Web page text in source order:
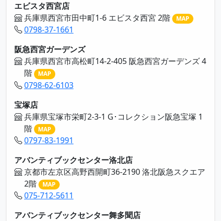
エビスタ西宮店
兵庫県西宮市田中町1-6 エビスタ西宮 2階
MAP
0798-37-1661
阪急西宮ガーデンズ
兵庫県西宮市高松町14-2-405 阪急西宮ガーデンズ 4
階
MAP
0798-62-6103
宝塚店
兵庫県宝塚市栄町2-3-1 G･コレクション阪急宝塚 1
階
MAP
0797-83-1991
アバンティブックセンター洛北店
京都市左京区高野西開町36-2190 洛北阪急スクエア
2階
MAP
075-712-5611
アバンティブックセンター舞多聞店